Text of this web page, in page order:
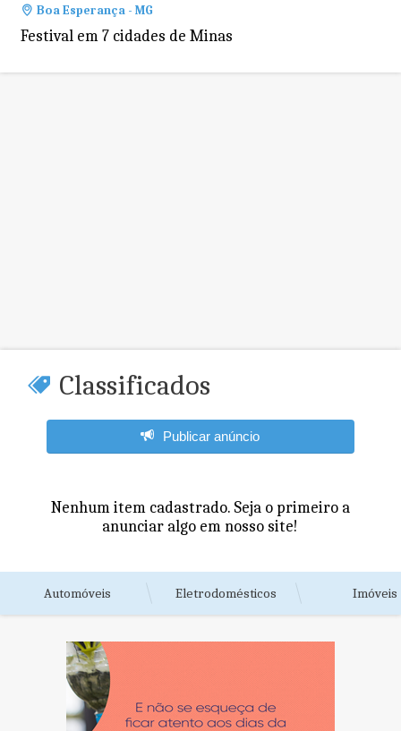
Boa Esperança - MG
Festival em 7 cidades de Minas
Classificados
Publicar anúncio
Nenhum item cadastrado. Seja o primeiro a
anunciar algo em nosso site!
Automóveis Eletrodomésticos Imóveis